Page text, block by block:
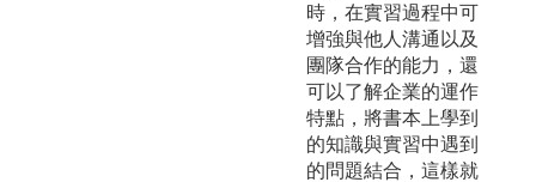
時，在實習過程中可
增強與他人溝通以及
團隊合作的能力，還
可以了解企業的運作
特點，將書本上學到
的知識與實習中遇到
的問題結合，這樣就